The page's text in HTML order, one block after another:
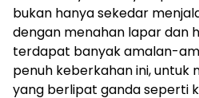
bukan hanya sekedar
dengan menahan lapar dan
terdapat banyak amalan-
penuh keberkahan ini,
yang berlipat ganda seperti